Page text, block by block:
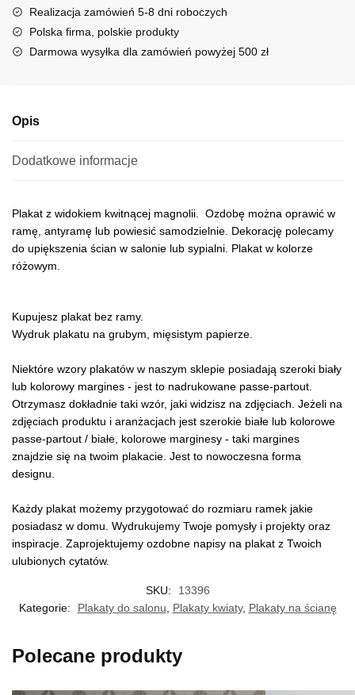
a
t
i
Realizacja zamówień 5-8 dni roboczych
Polska firma, polskie produkty
Darmowa wysyłka dla zamówień powyżej 500 zł
Opis
Dodatkowe informacje
Plakat z widokiem kwitnącej magnolii. Ozdobę można oprawić w
ramę, antyramę lub powiesić samodzielnie. Dekorację polecamy
do upiększenia ścian w salonie lub sypialni. Plakat w kolorze
różowym.
Kupujesz plakat bez ramy.
Wydruk plakatu na grubym, mięsistym papierze.
Niektóre wzory plakatów w naszym sklepie posiadają szeroki biały
lub kolorowy margines - jest to nadrukowane passe-partout.
Otrzymasz dokładnie taki wzór, jaki widzisz na zdjęciach. Jeżeli na
zdjęciach produktu i aranżacjach jest szerokie białe lub kolorowe
passe-partout / białe, kolorowe marginesy - taki margines
znajdzie się na twoim plakacie. Jest to nowoczesna forma
designu.
Każdy plakat możemy przygotować do rozmiaru ramek jakie
posiadasz w domu. Wydrukujemy Twoje pomysły i projekty oraz
inspiracje. Zaprojektujemy ozdobne napisy na plakat z Twoich
ulubionych cytatów.
SKU:
13396
Kategorie:
Plakaty do salonu Plakaty kwiaty, Plakaty na ścianę
Polecane produkty